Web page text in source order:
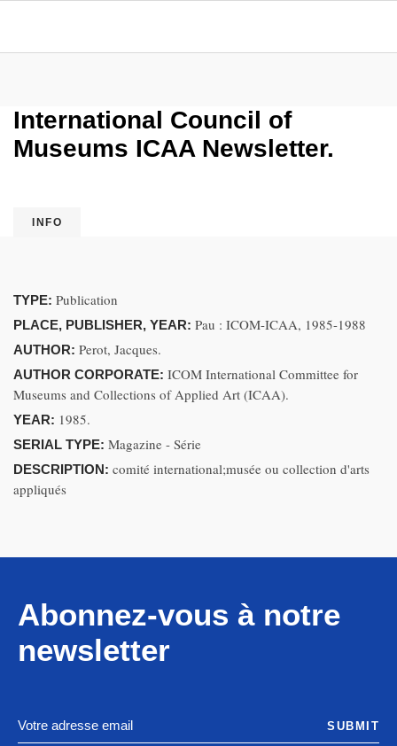
International Council of
Museums ICAA Newsletter.
INFO
TYPE: Publication
PLACE, PUBLISHER, YEAR: Pau : ICOM-ICAA, 1985-1988
AUTHOR: Perot, Jacques.
AUTHOR CORPORATE: ICOM International Committee for
Museums and Collections of Applied Art (ICAA).
YEAR: 1985.
SERIAL TYPE: Magazine - Série
DESCRIPTION: comité international;musée ou collection d'arts
appliqués
Abonnez-vous à notre
newsletter
SUBMIT